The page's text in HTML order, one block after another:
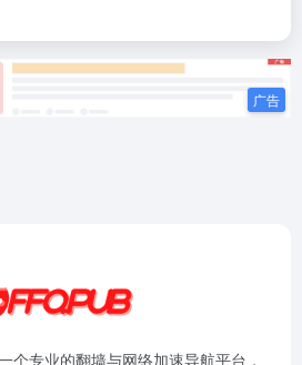
个专业的翻墙与网络加速导航平台，